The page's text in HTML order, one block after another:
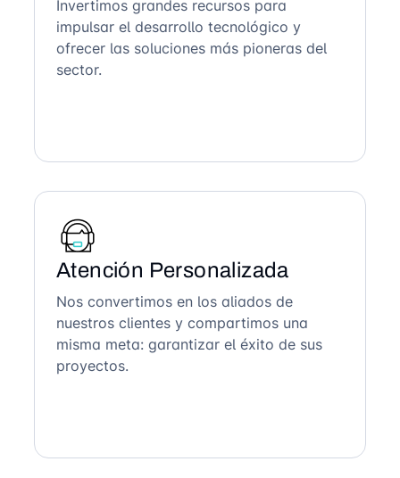
Invertimos grandes recursos para
impulsar el desarrollo tecnológico y
ofrecer las soluciones más pioneras del
sector.
Atención Personalizada
Nos convertimos en los aliados de
nuestros clientes y compartimos una
misma meta: garantizar el éxito de sus
proyectos.